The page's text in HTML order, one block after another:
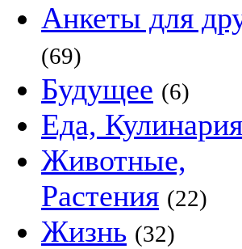
Анкеты для
(69)
Будущее (6)
Еда, Кулинария
Животные,
Растения (22)
Жизнь (32)